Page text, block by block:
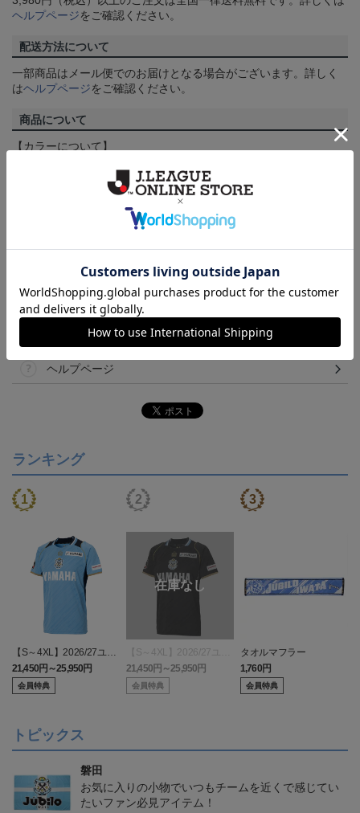
ヘルプページをご確認ください。
配送方法について
一部商品はメール便でのお届けとなる場合がございます。詳しく
はヘルプページをご確認ください。
商品について
【カラーについて】
のメーカー・機種・画面設定等により、実際の商品の色と異なっ
て見える場合がございます。あらかじめご了承ください。
告なく変更になることがございます。
決済について
ギフト対応について
ヘルプページ
ランキング
【S～4XL】2026/27ユニ
フォーム オーセンティッ
クモデル:FP1st
21,450円～25,950円
会員特典
【S～4XL】2026/27ユニ
フォーム オーセンティッ
クモデル:GK
21,450円～25,950円
会員特典
タオルマフラー
1,760円
会員特典
トピックス
磐田
お気に入りの小物でいつもチームを近くで感じてい
たいファン必見アイテム！